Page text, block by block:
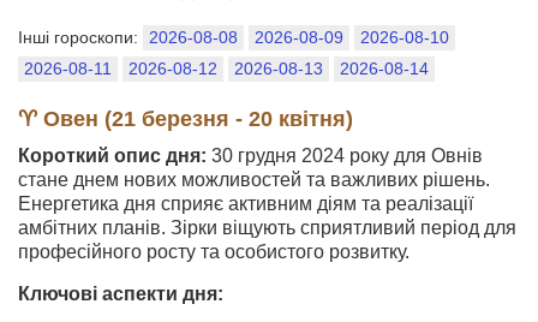
Інші гороскопи: 2026-08-08 2026-08-09
2026-08-10
2026-08-11
2026-08-12 2026-08-13 2026-08-14
♈ Овен (21 березня - 20 квітня)
Короткий опис дня: 30 грудня 2024 року для Овнів
стане днем нових можливостей та важливих рішень.
Енергетика дня сприяє активним діям та реалізації
амбітних планів. Зірки віщують сприятливий період для
професійного росту та особистого розвитку.
Ключові аспекти дня: